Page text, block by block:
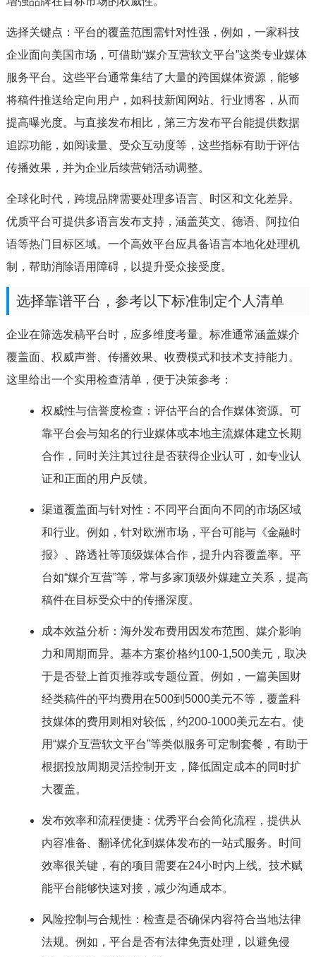
选择关键点：平台的覆盖范围需针对性强，例如，一家科技
企业面向美国市场，可借助“媒介互营软文平台”这类专业媒体
服务平台。这些平台通常集结了大量的跨国媒体资源，能够
将稿件推送给定向用户，如科技新闻网站、行业博客，从而
提高曝光度。与直接发布相比，第三方发布平台能提供数据
追踪功能，如阅读量、受众互动度等，这些指标有助于评估
传播效果，并为企业后续营销活动调整。
全球化时代，跨境品牌需要处理多语言、时区和文化差异。
优质平台可提供多语言发布支持，涵盖英文、德语、阿拉伯
语等热门目标区域。一个高效平台应具备语言本地化处理机
制，帮助消除语用障碍，以提升受众接受度。
选择靠谱平台，参考以下标准制定个人清单
企业在筛选发稿平台时，应多维度考量。标准通常涵盖媒介
覆盖面、权威声誉、传播效果、收费模式和技术支持能力。
这里给出一个实用检查清单，便于决策参考：
权威性与信誉度检查：评估平台的合作媒体资源。可
靠平台会与知名的行业媒体或本地主流媒体建立长期
合作，同时关注其过往是否获得企业认可，如专业认
证和正面的用户反馈。
渠道覆盖面与针对性：不同平台面向不同的市场区域
和行业。例如，针对欧洲市场，平台可能与《金融时
报》、路透社等顶级媒体合作，提升内容覆盖率。平
台如“媒介互营”等，常与多家顶级外媒建立关系，提高
稿件在目标受众中的传播深度。
成本效益分析：海外发布费用因发布范围、媒介影响
力和周期而异。基本方案价格约100-1,500美元，取决
于是否登上首页推荐或专题位置。例如，一篇美国财
经类稿件的平均费用在500到5000美元不等，覆盖科
技媒体的费用则相对较低，约200-1000美元左右。使
用“媒介互营软文平台”等类似服务可定制套餐，有助于
根据投放周期灵活控制开支，降低固定成本的同时扩
大覆盖。
发布效率和流程便捷：优秀平台会简化流程，提供从
内容准备、翻译优化到媒体发布的一站式服务。时间
效率很关键，有的项目需要在24小时内上线。技术赋
能平台能够快速对接，减少沟通成本。
风险控制与合规性：检查是否确保内容符合当地法律
法规。例如，平台是否有法律免责处理，以避免侵